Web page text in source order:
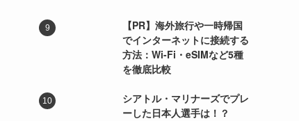
【PR】海外旅行や一時帰国
でインターネットに接続する
方法：Wi-Fi・eSIMなど5種
を徹底比較
シアトル・マリナーズでプレ
ーした日本人選手は！？